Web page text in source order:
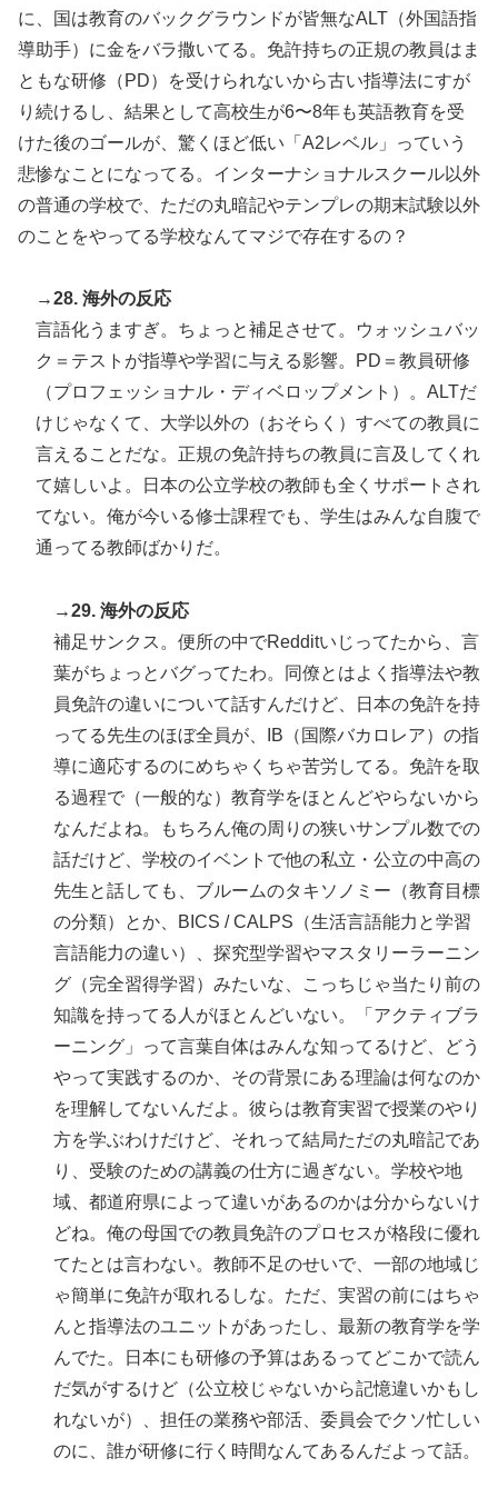
に、国は教育のバックグラウンドが皆無なALT（外国語指
導助手）に金をバラ撒いてる。免許持ちの正規の教員はま
ともな研修（PD）を受けられないから古い指導法にすが
り続けるし、結果として高校生が6〜8年も英語教育を受
けた後のゴールが、驚くほど低い「A2レベル」っていう
悲惨なことになってる。インターナショナルスクール以外
の普通の学校で、ただの丸暗記やテンプレの期末試験以外
のことをやってる学校なんてマジで存在するの？
→28. 海外の反応
言語化うますぎ。ちょっと補足させて。ウォッシュバッ
ク＝テストが指導や学習に与える影響。PD＝教員研修
（プロフェッショナル・ディベロップメント）。ALTだ
けじゃなくて、大学以外の（おそらく）すべての教員に
言えることだな。正規の免許持ちの教員に言及してくれ
て嬉しいよ。日本の公立学校の教師も全くサポートされ
てない。俺が今いる修士課程でも、学生はみんな自腹で
通ってる教師ばかりだ。
→29. 海外の反応
補足サンクス。便所の中でRedditいじってたから、言
葉がちょっとバグってたわ。同僚とはよく指導法や教
員免許の違いについて話すんだけど、日本の免許を持
ってる先生のほぼ全員が、IB（国際バカロレア）の指
導に適応するのにめちゃくちゃ苦労してる。免許を取
る過程で（一般的な）教育学をほとんどやらないから
なんだよね。もちろん俺の周りの狭いサンプル数での
話だけど、学校のイベントで他の私立・公立の中高の
先生と話しても、ブルームのタキソノミー（教育目標
の分類）とか、BICS / CALPS（生活言語能力と学習
言語能力の違い）、探究型学習やマスタリーラーニン
グ（完全習得学習）みたいな、こっちじゃ当たり前の
知識を持ってる人がほとんどいない。「アクティブラ
ーニング」って言葉自体はみんな知ってるけど、どう
やって実践するのか、その背景にある理論は何なのか
を理解してないんだよ。彼らは教育実習で授業のやり
方を学ぶわけだけど、それって結局ただの丸暗記であ
り、受験のための講義の仕方に過ぎない。学校や地
域、都道府県によって違いがあるのかは分からないけ
どね。俺の母国での教員免許のプロセスが格段に優れ
てたとは言わない。教師不足のせいで、一部の地域じ
ゃ簡単に免許が取れるしな。ただ、実習の前にはちゃ
んと指導法のユニットがあったし、最新の教育学を学
んでた。日本にも研修の予算はあるってどこかで読ん
だ気がするけど（公立校じゃないから記憶違いかもし
れないが）、担任の業務や部活、委員会でクソ忙しい
のに、誰が研修に行く時間なんてあるんだよって話。